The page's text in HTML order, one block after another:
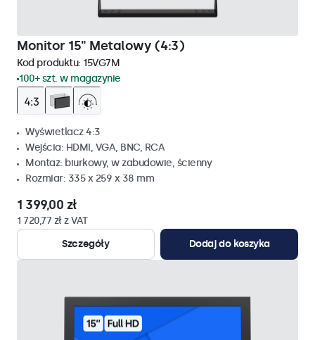
Monitor 15" Metalowy (4:3)
Kod produktu: 15VG7M
100+ szt. w magazynie
Wyświetlacz 4:3
Wejścia: HDMI, VGA, BNC, RCA
Montaż: biurkowy, w zabudowie, ścienny
Rozmiar: 335 x 259 x 38 mm
1 399,00 zł
1 720,77 zł z VAT
Szczegóły
Dodaj do koszyka